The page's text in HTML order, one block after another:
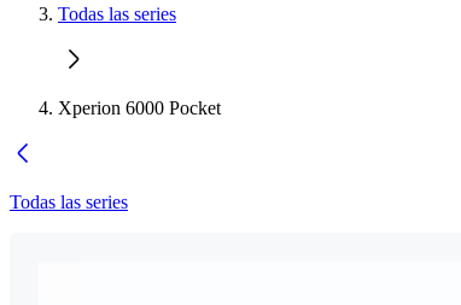
Todas las series
Xperion 6000 Pocket
Todas las series